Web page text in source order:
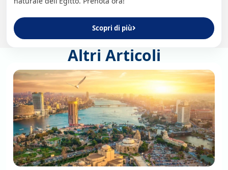
Scopri di più
Altri Articoli